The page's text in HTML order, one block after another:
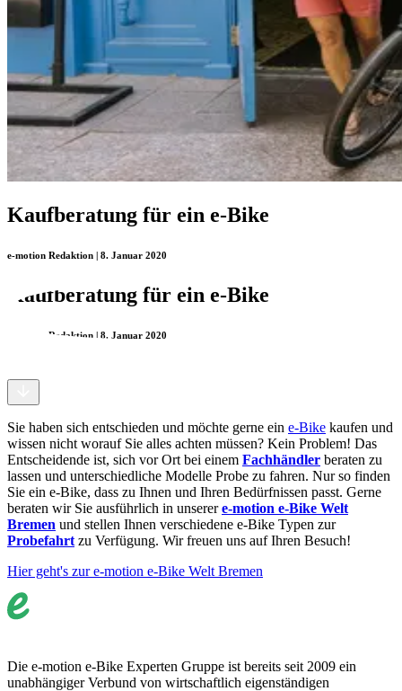
Kaufberatung für ein e-Bike
e-motion Redaktion | 8. Januar 2020
Kaufberatung für ein e-Bike
e-motion Redaktion | 8. Januar 2020
Sie haben sich entschieden und möchte gerne ein e-Bike kaufen und
wissen nicht worauf Sie alles achten müssen? Kein Problem! Das
Entscheidende ist, sich vor Ort bei einem Fachhändler beraten zu
lassen und unterschiedliche Modelle Probe zu fahren. Nur so finden
Sie ein e-Bike, dass zu Ihnen und Ihren Bedürfnissen passt. Gerne
beraten wir Sie ausführlich in unserere-motion e-Bike Welt
Bremen und stellen Ihnen verschiedene e-Bike Typen zur
Probefahrt zu Verfügung. Wir freuen uns auf Ihren Besuch!
Hier geht's zur e-motion e-Bike Welt Bremen
Die e-motion e-Bike Experten Gruppe ist bereits seit 2009 ein
unabhängiger Verbund von wirtschaftlich eigenständigen